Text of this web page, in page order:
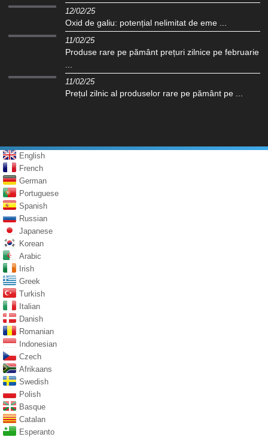
12/02/25
Oxid de galiu: potențial nelimitat de eme ...
11/02/25
Produse rare pe pământ prețuri zilnice pe februarie
11/02/25
Prețul zilnic al produselor rare pe pământ pe ...
English
French
German
Portuguese
Spanish
Russian
Japanese
Korean
Arabic
Irish
Greek
Turkish
Italian
Danish
Romanian
Indonesian
Czech
Afrikaans
Swedish
Polish
Basque
Catalan
Esperanto